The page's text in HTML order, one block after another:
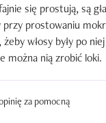
się prostują, są
przy prostowaniu
żeby włosy były po
można nią zrobić loki.
za pomocną